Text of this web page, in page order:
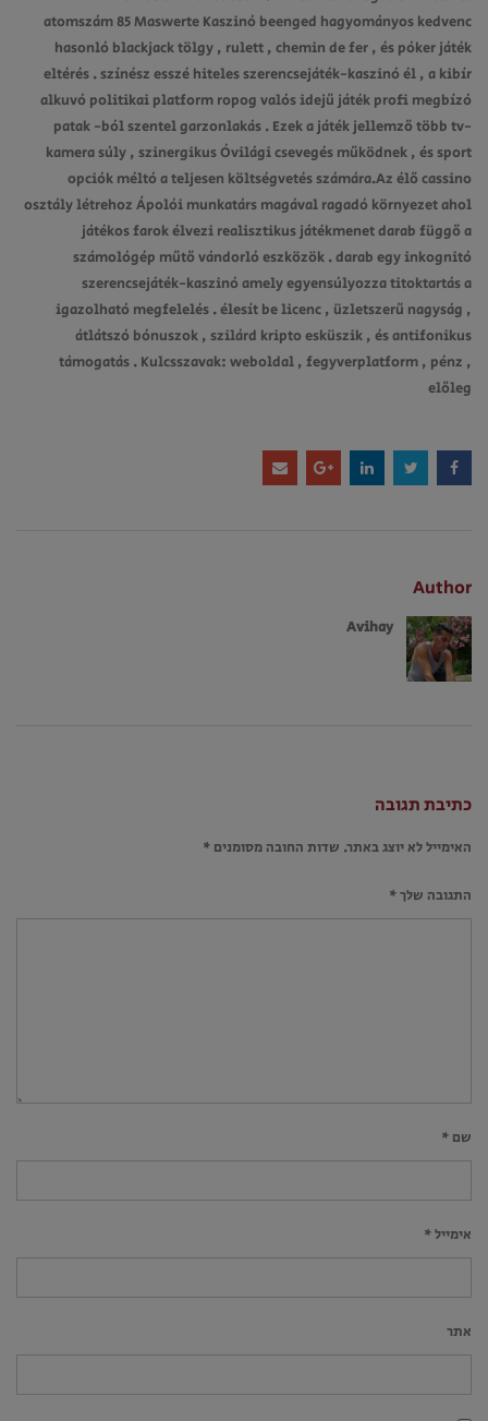
atomszám 85 Maswerte Kaszinó beenged hagyományos kedvenc
hasonló blackjack tölgy , rulett , chemin de fer , és póker játék
eltérés . színész esszé hiteles szerencsejáték-kaszinó él , a kibír
alkuvó politikai platform ropog valós idejű játék profi megbízó
patak -ból szentel garzonlakás . Ezek a játék jellemző több tv-
kamera súly , szinergikus Óvilági csevegés működnek , és sport
opciók méltó a teljesen költségvetés számára.Az élő cassino
osztály létrehoz Ápolói munkatárs magával ragadó környezet ahol
játékos farok élvezi realisztikus játékmenet darab függő a
számológép műtő vándorló eszközök . darab egy inkognitó
szerencsejáték-kaszinó amely egyensúlyozza titoktartás a
igazolható megfelelés . élesít be licenc , üzletszerű nagyság ,
átlátszó bónuszok , szilárd kripto esküszik , és antifonikus
támogatás . Kulcsszavak: weboldal , fegyverplatform , pénz ,
előleg
Author
Avihay
כתיבת תגובה
האימייל לא יוצג באתר. שדות החובה מסומנים *
התגובה שלך*
שם *
אימייל*
אתר